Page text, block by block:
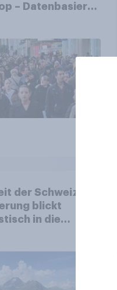
– Datenbasierte
der Schweizer
blickt
in die
und